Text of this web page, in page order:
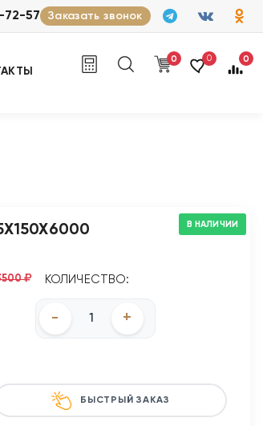
72-57 Заказать звонок
0 0 0
В НАЛИЧИИ
КОЛИЧЕСТВО:
- +
БЫСТРЫЙ ЗАКАЗ